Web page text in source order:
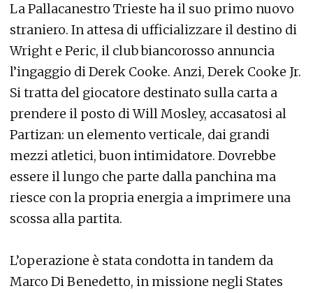
La Pallacanestro Trieste ha il suo primo nuovo
straniero. In attesa di ufficializzare il destino di
Wright e Peric, il club biancorosso annuncia
l’ingaggio di Derek Cooke. Anzi, Derek Cooke Jr.
Si tratta del giocatore destinato sulla carta a
prendere il posto di Will Mosley, accasatosi al
Partizan: un elemento verticale, dai grandi
mezzi atletici, buon intimidatore. Dovrebbe
essere il lungo che parte dalla panchina ma
riesce con la propria energia a imprimere una
scossa alla partita.
L’operazione è stata condotta in tandem da
Marco Di Benedetto, in missione negli States